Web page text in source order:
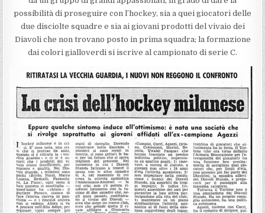
possibilità di proseguire con l’hockey, sia a quei giocatori delle
due disciolte squadre e sia ai giovani prodotti del vivaio dei
Diavoli che non trovano posto in prima squadra; la formazione
dai colori gialloverdi si iscrive al campionato di serie C.